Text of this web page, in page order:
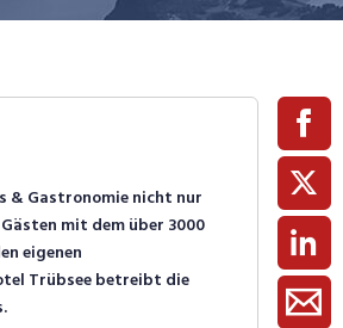
& Gastronomie nicht nur
mit dem über 3000
eigenen
Trübsee betreibt die